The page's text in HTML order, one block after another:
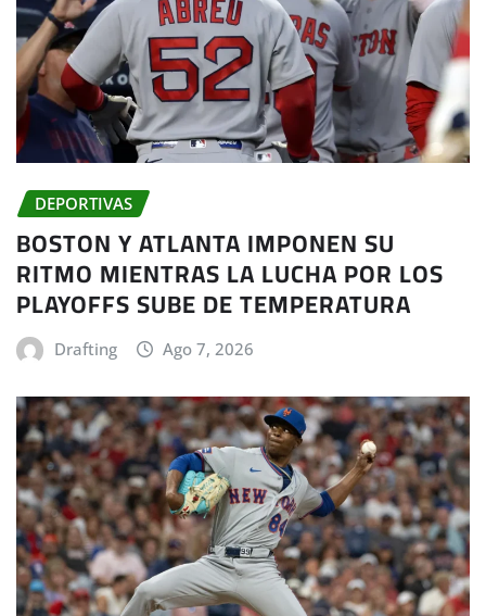
DEPORTIVAS
BOSTON Y ATLANTA IMPONEN SU
RITMO MIENTRAS LA LUCHA POR LOS
PLAYOFFS SUBE DE TEMPERATURA
Drafting Ago 7, 2026